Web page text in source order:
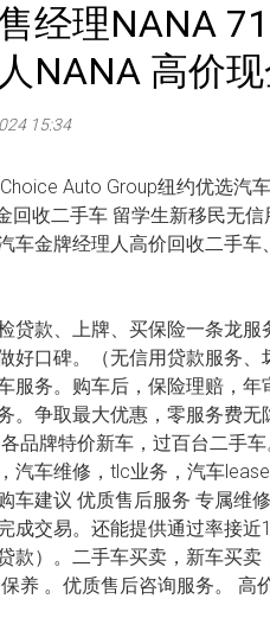
经理NANA
NANA 高价
15:34
Auto Group纽约优选汽
回收二手车 留学生新移民无
车金牌经理人高价回收二手
贷款、上牌、买保险一条龙
好口碑。（无信用贷款服务
服务。购车后，保险理赔，
。争取最大优惠，零服务费
品牌特价新车，过百台二手
汽车维修，tlc业务，汽车
车建议 优质售后服务 专属维
成交易。还能提供通过率接
款）。二手车买卖，新车买
养 。优质售后咨询服务。 高